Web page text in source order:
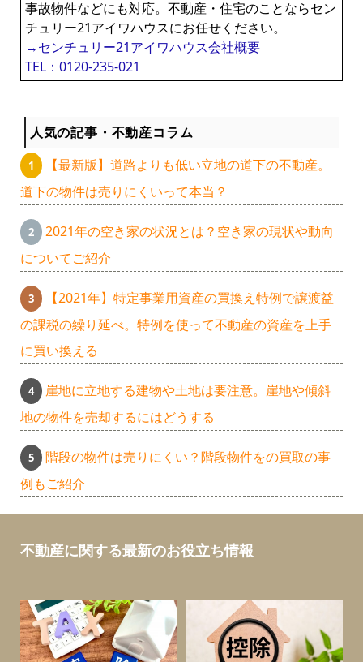
事故物件などにも対応。不動産・住宅のことならセン
チュリー21アイワハウスにお任せください。
→センチュリー21アイワハウス会社概要
TEL：0120-235-021
人気の記事・不動産コラム
【最新版】道路よりも低い立地の道下の不動産。
道下の物件は売りにくいって本当？
2021年の空き家の状況とは？空き家の現状や動向
についてご紹介
【2021年】特定事業用資産の買換え特例で譲渡益
の課税の繰り延べ。特例を使って不動産の資産を上手
に買い換える
崖地に立地する建物や土地は要注意。崖地や傾斜
地の物件を売却するにはどうする
階段の物件は売りにくい？階段物件をの買取の事
例もご紹介
不動産に関する最新のお役立ち情報